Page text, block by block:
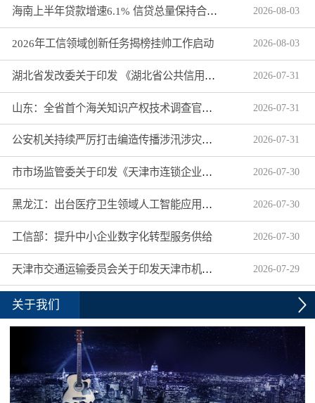
海南上半年贷款增速6.1% 信贷总量保持合理平稳增长 2026-08-03
2026年工信领域创新任务揭榜挂帅工作启动 2026-08-03
湖北省发改委关于印发 《湖北省公共信用信息目录（2026年版）》的通知 2026-07-31
山东：全省首个海关知识产权技术调查官制度落地济南自贸片区 2026-07-31
公安机关持续严厉打击编造传播涉汛涉灾网络谣言 2026-07-31
市市场监管委关于印发《天津市连锁企业食品经营许可“先证后核”信用承诺审批实施办法》的通知 2026-07-30
黑龙江：出台医疗卫生领域人工智能应用工作实施方案 2026-07-30
工信部：提升中小企业数字化转型服务供给 2026-07-30
天津市交通运输委员会关于印发天津市机动车驾驶员培训机构及教练员综合信用评价管理办法的通知 2026-07-29
关于我们